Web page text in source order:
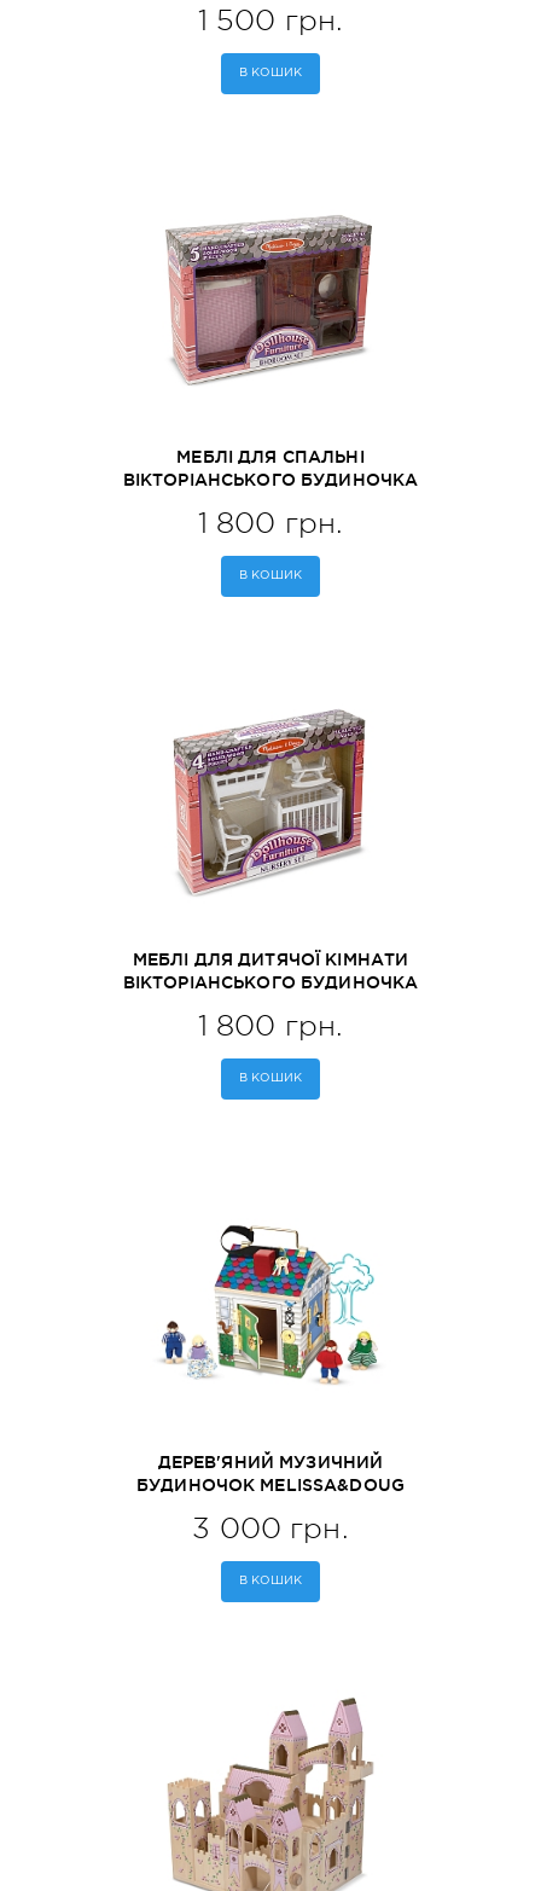
1 500 грн.
В КОШИК
МЕБЛІ ДЛЯ СПАЛЬНІ
ВІКТОРІАНСЬКОГО БУДИНОЧКА
1 800 грн.
В КОШИК
МЕБЛІ ДЛЯ ДИТЯЧОЇ КІМНАТИ
ВІКТОРІАНСЬКОГО БУДИНОЧКА
1 800 грн.
В КОШИК
ДЕРЕВ'ЯНИЙ МУЗИЧНИЙ
БУДИНОЧОК MELISSA&DOUG
3 000 грн.
В КОШИК